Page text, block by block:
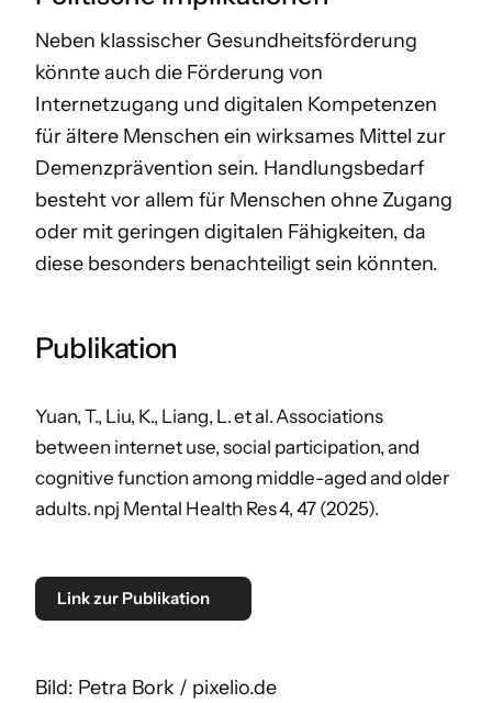
Neben klassischer Gesundheitsförderung
könnte auch die Förderung von
Internetzugang und digitalen Kompetenzen
für ältere Menschen ein wirksames Mittel zur
Demenzprävention sein. Handlungsbedarf
besteht vor allem für Menschen ohne Zugang
oder mit geringen digitalen Fähigkeiten, da
diese besonders benachteiligt sein könnten.
Publikation
Yuan, T., Liu, K., Liang, L. et al. Associations
between internet use, social participation, and
cognitive function among middle-aged and older
adults. npj Mental Health Res 4, 47 (2025).
Link zur Publikation
Bild: Petra Bork / pixelio.de